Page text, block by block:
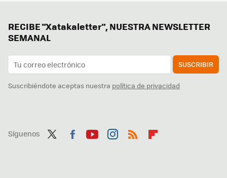
RECIBE "Xatakaletter", NUESTRA NEWSLETTER
SEMANAL
SUSCRIBIR
Suscribiéndote aceptas nuestra política de privacidad
Síguenos